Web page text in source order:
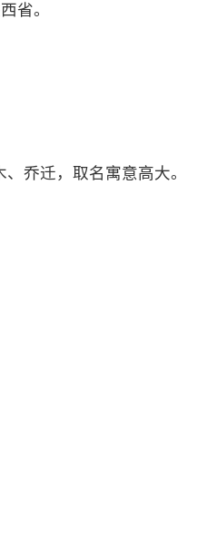
省。
乔迁，取名寓意高大。